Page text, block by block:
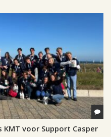
voor Support Casper